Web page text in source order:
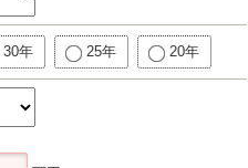
30年 25年 20年